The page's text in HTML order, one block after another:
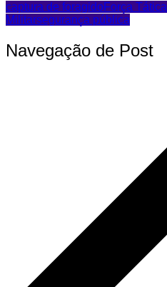
captura de foragido Força Tática
Militarsegurança pública
Navegação de Post